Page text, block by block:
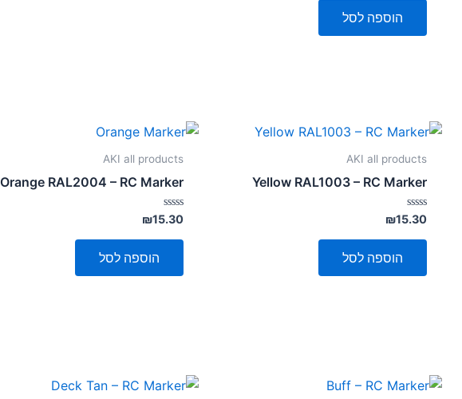
הוספה לסל
AKI all products
Yellow RAL1003 – RC Marker
דורג
0
מתוך
₪15.30
הוספה לסל
AKI all products
Orange RAL2004 – RC Marker
דורג
0
מתוך
₪15.30
הוספה לסל